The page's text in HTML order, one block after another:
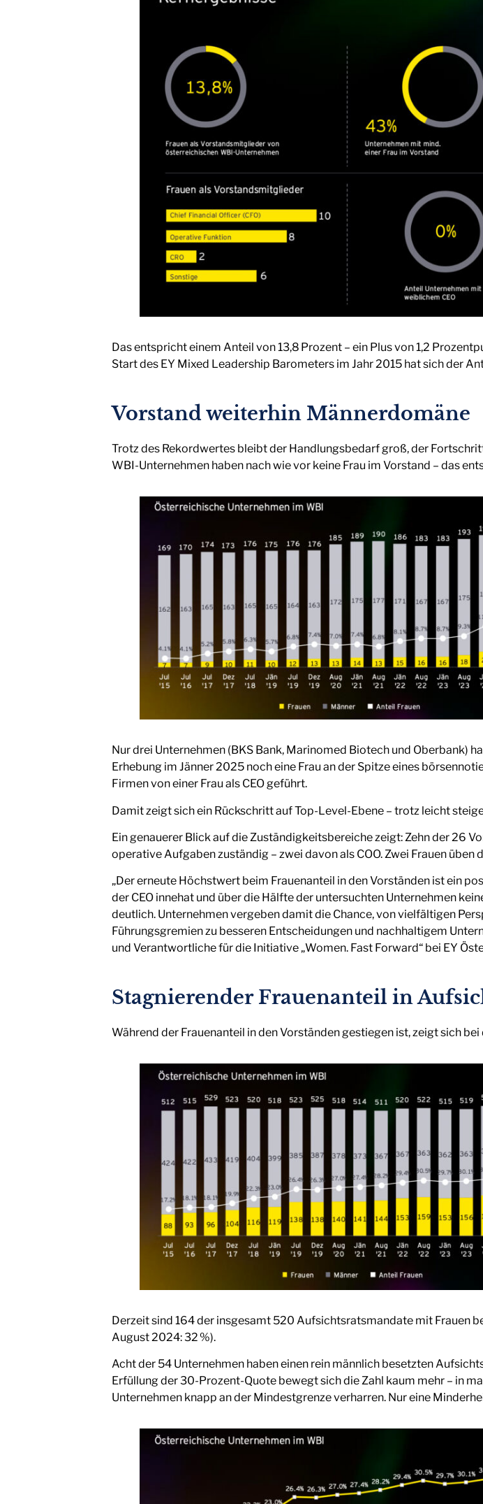
Das entspricht einem Anteil von 13,8 Prozent – ein Plus von 1,2
Start des EY Mixed Leadership Barometers im Jahr 2015 hat sich der
Vorstand weiterhin Männerdomäne
Trotz des Rekordwertes bleibt der Handlungsbedarf groß, der
WBI-Unternehmen haben nach wie vor keine Frau im Vorstand – das
Nur drei Unternehmen (BKS Bank, Marinomed Biotech und Oberbank)
Erhebung im Jänner 2025 noch eine Frau an der Spitze eines
Firmen von einer Frau als CEO geführt.
Damit zeigt sich ein Rückschritt auf Top-Level-Ebene – trotz leicht
Ein genauerer Blick auf die Zuständigkeitsbereiche zeigt: Zehn der 26
operative Aufgaben zuständig – zwei davon als COO. Zwei Frauen üben
„Der erneute Höchstwert beim Frauenanteil in den Vorständen ist ein
der CEO innehat und über die Hälfte der untersuchten Unternehmen
deutlich. Unternehmen vergeben damit die Chance, von vielfältigen
Führungsgremien zu besseren Entscheidungen und nachhaltigem
und Verantwortliche für die Initiative „Women. Fast Forward“ bei EY
Stagnierender Frauenanteil in
Während der Frauenanteil in den Vorständen gestiegen ist, zeigt sich
Derzeit sind 164 der insgesamt 520 Aufsichtsratsmandate mit Frauen
August 2024: 32 %).
Acht der 54 Unternehmen haben einen rein männlich besetzten
Erfüllung der 30-Prozent-Quote bewegt sich die Zahl kaum mehr – in
Unternehmen knapp an der Mindestgrenze verharren. Nur eine